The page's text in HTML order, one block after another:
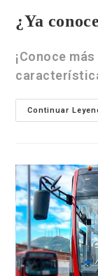
¿Ya
¡Conoce
Continuar